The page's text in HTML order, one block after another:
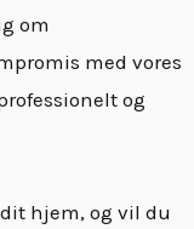
om
med vores
og
hjem, og vil du